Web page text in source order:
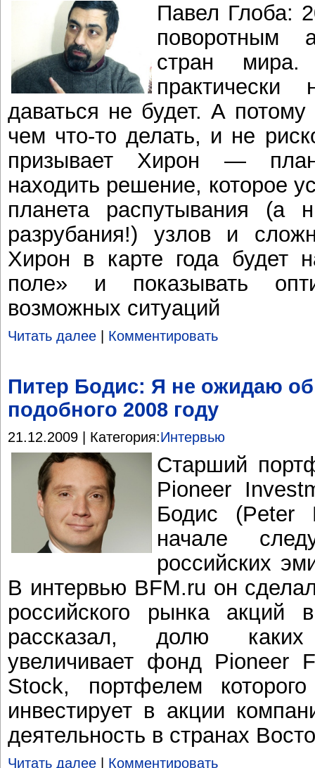
Павел Глоба:
поворотным
стран
практически
даваться не будет. А
чем что-то делать, и не
призывает Хирон —
находить решение, которое
планета распутывания
разрубания!) узлов и
Хирон в карте года будет
поле» и показывать
возможных ситуаций
Читать далее | Комментировать
Питер Бодис: Я не ожидаю
подобного 2008 году
21.12.2009 | Категория:Интервью
Старший
Pioneer
Бодис (Peter
начале
российских
В интервью BFM.ru он
российского рынка
рассказал, долю
увеличивает фонд Pioneer
Stock, портфелем
инвестирует в акции
деятельность в странах
Читать далее Комментировать